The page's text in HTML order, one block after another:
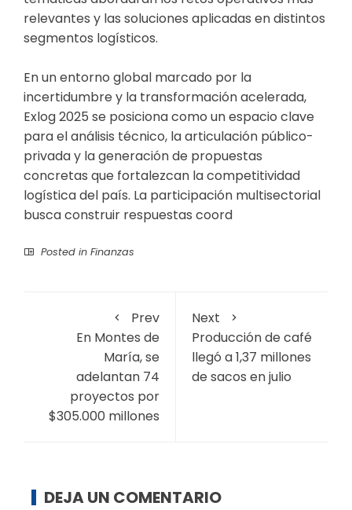
relevantes y las soluciones aplicadas en distintos
segmentos logísticos.
En un entorno global marcado por la
incertidumbre y la transformación acelerada,
Exlog 2025 se posiciona como un espacio clave
para el análisis técnico, la articulación público-
privada y la generación de propuestas
concretas que fortalezcan la competitividad
logística del país. La participación multisectorial
busca construir respuestas coord
Posted in Finanzas
Prev
En Montes de
María, se
adelantan 74
proyectos por
$305.000 millones
Next
Producción de café
llegó a 1,37 millones
de sacos en julio
DEJA UN COMENTARIO